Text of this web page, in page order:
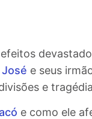
José e seus
e
e como ele